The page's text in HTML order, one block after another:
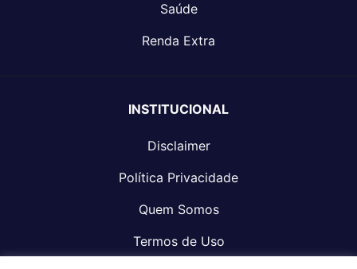
Saúde
Renda Extra
INSTITUCIONAL
Disclaimer
Política Privacidade
Quem Somos
Termos de Uso